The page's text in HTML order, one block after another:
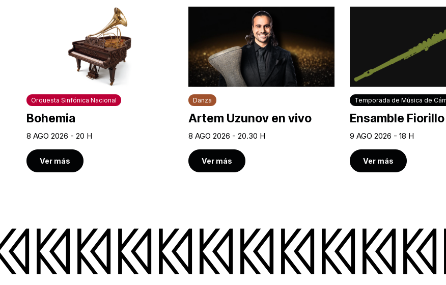
Orquesta Sinfónica Nacional
Bohemia
8 AGO 2026 - 20 H
Ver más
Danza
Artem Uzunov en vivo
8 AGO 2026 - 20.30 H
Ver más
Temporada de Música de
Ensamble Fiorillo
9 AGO 2026 - 18 H
Ver más